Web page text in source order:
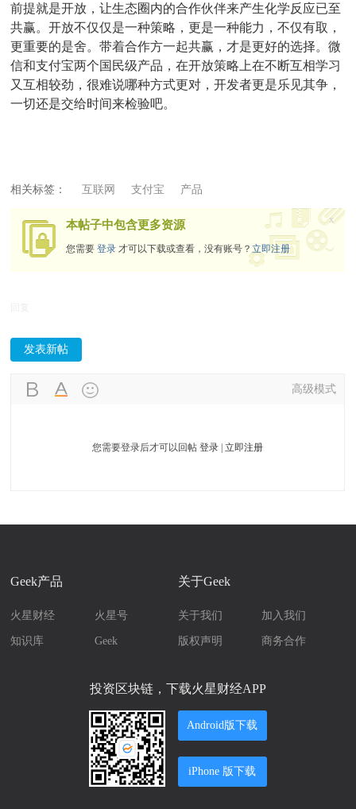
前提就是开放，让生态圈内的合作伙伴来产生化学反应已至
共赢。开放不仅仅是一种策略，更是一种能力，不仅有取，
更重要的是舍。带着合作方一起共赢，才是更好的选择。微
信和支付宝两个国民级产品，在开放策略上在不断互相学习
又互相较劲，很难说哪种方式更对，开发者更是乐见其争，
一切还是交给时间来检验吧。
相关标签： 互联网 支付宝 产品
本帖子中包含更多资源
您需要登录 才可以下载或查看，没有账号？立即注册
x
发表新帖
高级模式
您需要登录后才可以回帖登录 |立即注册
Geek产品
火星财经 火星号
知识库 Geek
关于Geek
关于我们 加入我们
版权声明 商务合作
投资区块链，下载火星财经APP
Android版下载
iPhone 版下载